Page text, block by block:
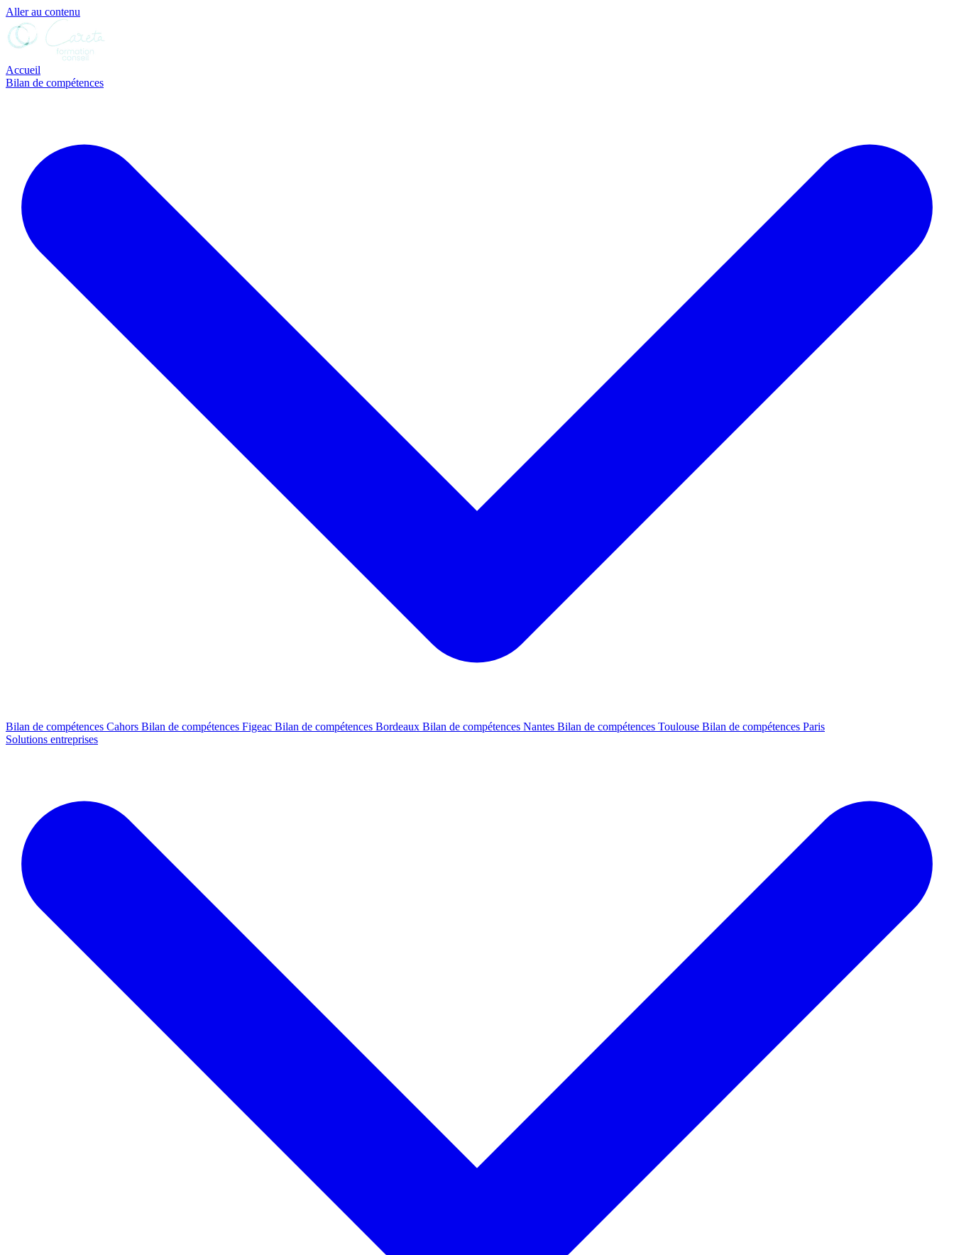
Aller au contenu
Accueil
Bilan de compétences
Bilan de compétences Cahors Bilan de compétences Figeac Bilan de compétences Bordeaux Bilan de compétences Nantes Bilan de compétences Toulouse Bilan de compétences Paris
Solutions entreprises